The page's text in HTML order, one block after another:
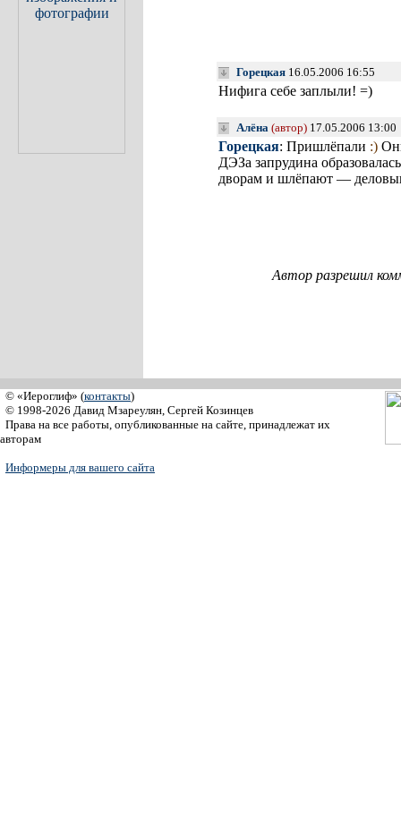
Горецкая 16.05.2006 16:55
Нифига себе заплыли! =)
Алёна (автор) 17.05.2006 13:00
Горецкая: Пришлёпали :)
ДЭЗа запрудина
дворам и шлёпают —
Автор разрешил
© «Иероглиф» (контакты)
© 1998-2026 Давид Мзареулян, Сергей Козинцев
Права на все работы, опубликованные на сайте, принадлежат их
авторам
Информеры для вашего сайта